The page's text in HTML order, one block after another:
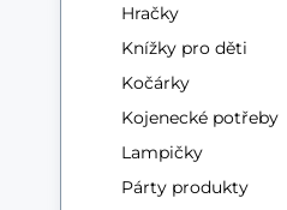
Hračky
Knížky pro děti
Kočárky
Kojenecké potřeby
Lampičky
Párty produkty